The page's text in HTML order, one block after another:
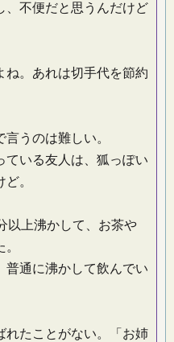
、不便だと思うんだけど
ね。あれは切手代を節約
うのは難しい。
ている友人は、狐っぽい
。
以上沸かして、お茶や
普通に沸かして飲んでい
れたことがない。「お姉